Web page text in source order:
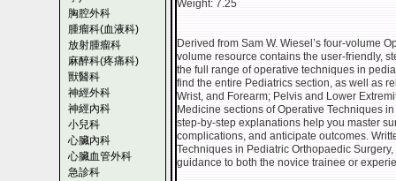
胸腔外科
腫瘤科(血液科)
放射腫瘤科
麻醉科(疼痛科)
獸醫科
神經外科
神經內科
小兒科
心臟內科
心臟血管外科
急診科
Weight: 7.25
Derived from Sam W. Wiesel’s four-volume
volume resource contains the user-friendly,
the full range of operative techniques in
find the entire Pediatrics section, as well as
Wrist, and Forearm; Pelvis and Lower
Medicine sections of Operative Techniques
step-by-step explanations help you master
complications, and anticipate outcomes.
Techniques in Pediatric Orthopaedic
guidance to both the novice trainee or